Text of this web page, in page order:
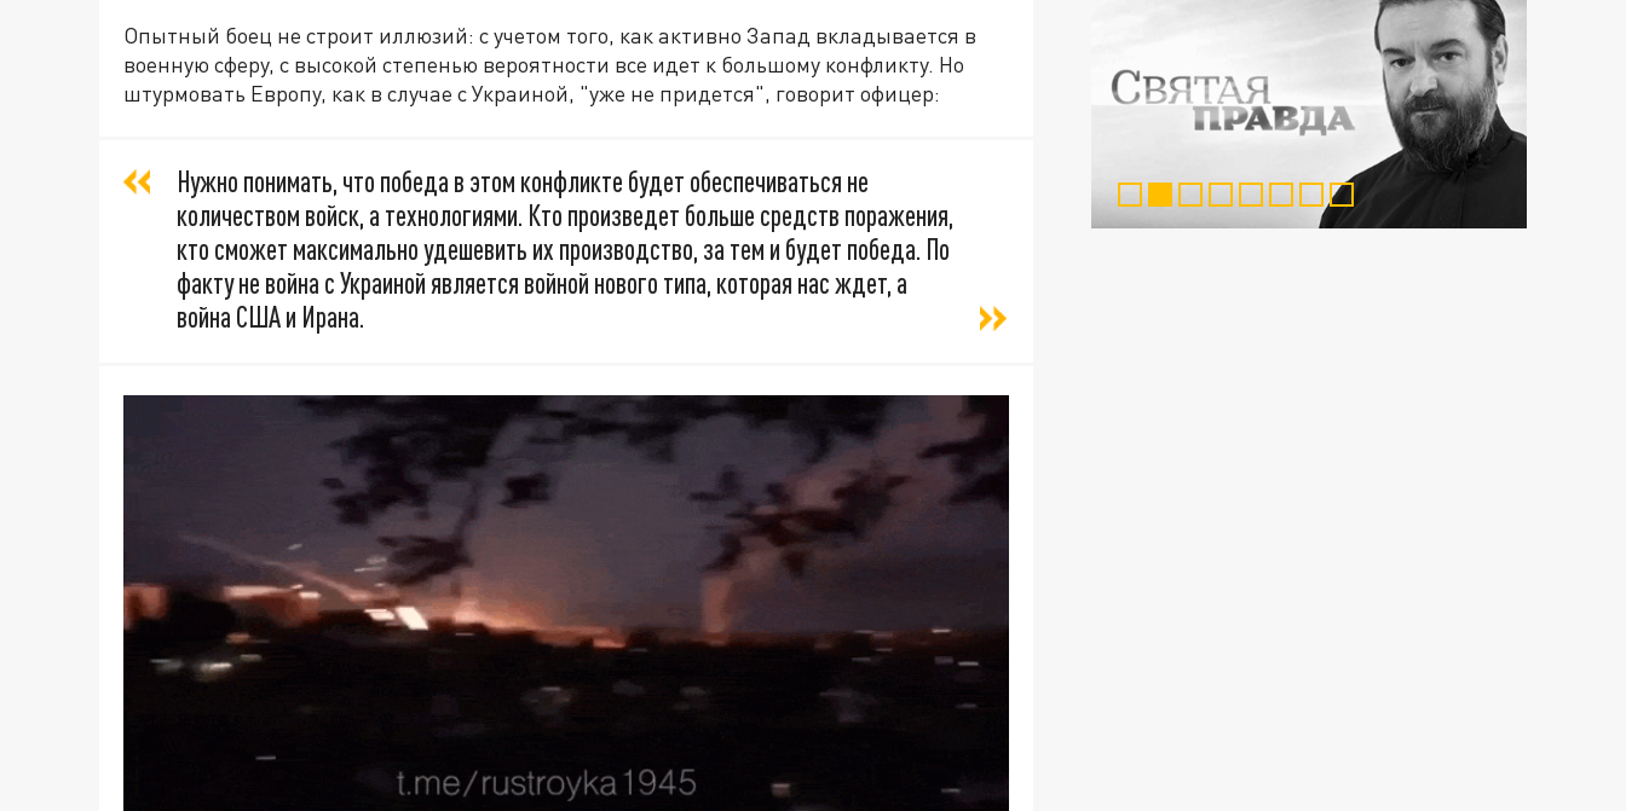
Опытный боец не строит иллюзий: с учетом того, как активно Запад вкладывается в
военную сферу, с высокой степенью вероятности все идет к большому конфликту. Но
штурмовать Европу, как в случае с Украиной, "уже не придется", говорит офицер:
Нужно понимать, что победа в этом конфликте будет обеспечиваться не
количеством войск, а технологиями. Кто произведет больше средств поражения,
кто сможет максимально удешевить их производство, за тем и будет победа. По
факту не война с Украиной является войной нового типа, которая нас ждет, а
война США и Ирана.